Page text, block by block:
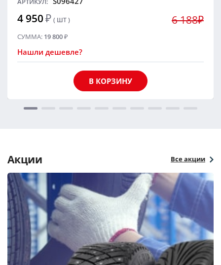
4 950₽ ( ШТ ) 6 188₽
СУММА: 19 800₽
Нашли дешевле?
В КОРЗИНУ
Акции Все акции